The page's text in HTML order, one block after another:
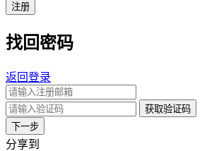
注册
找回密码
返回登录
获取验证码
下一步
分享到